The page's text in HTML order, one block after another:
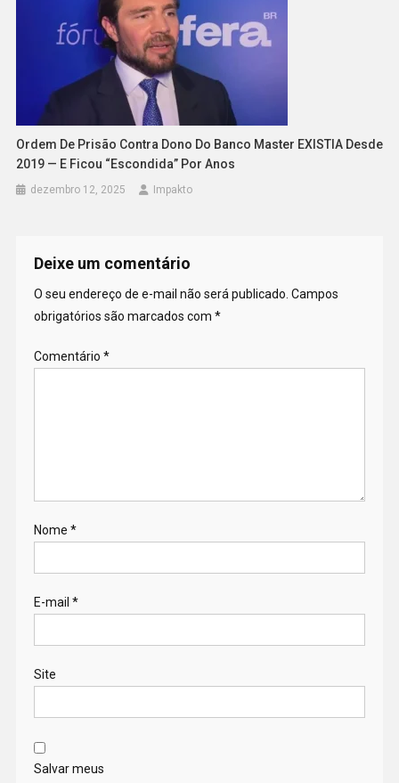
Ordem De Prisão Contra Dono Do Banco Master EXISTIA Desde
2019 — E Ficou “escondida” Por Anos
dezembro 12, 2025 Impakto
Deixe um comentário
O seu endereço de e-mail não será publicado. Campos
obrigatórios são marcados com *
Comentário *
Nome *
E-mail *
Site
Salvar meus